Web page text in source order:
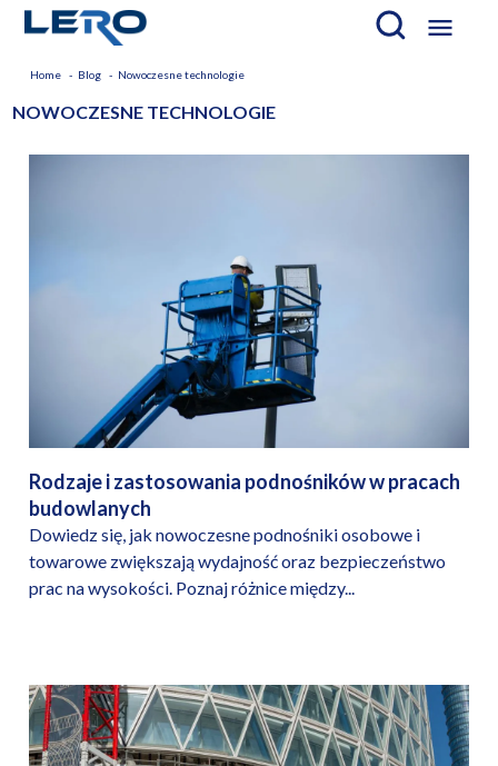

Home Blog Nowoczesne technologie
NOWOCZESNE TECHNOLOGIE
Rodzaje i zastosowania podnośników w pracach
budowlanych
Dowiedz się, jak nowoczesne podnośniki osobowe i
towarowe zwiększają wydajność oraz bezpieczeństwo
prac na wysokości. Poznaj różnice między...